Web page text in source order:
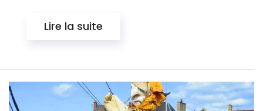
Lire la suite